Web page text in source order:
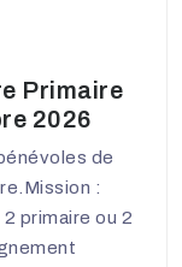
Primaire
2026
de
:
primaire ou 2